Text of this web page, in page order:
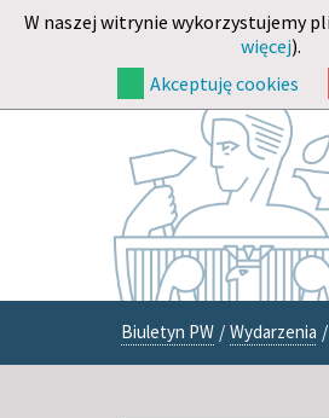
W naszej witrynie wykorzystujemy
więcej).
Akceptuję cookies
Biuletyn PW / Wydarzenia /